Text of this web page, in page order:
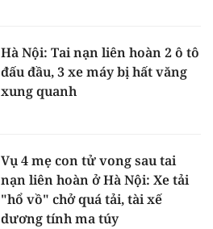
Hà Nội: Tai nạn liên hoàn 2 ô tô
đấu đầu, 3 xe máy bị hất văng
xung quanh
Vụ 4 mẹ con tử vong sau tai
nạn liên hoàn ở Hà Nội: Xe tải
"hổ vồ" chở quá tải, tài xế
dương tính ma túy